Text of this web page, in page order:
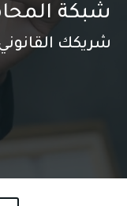
شبكة
شريكك